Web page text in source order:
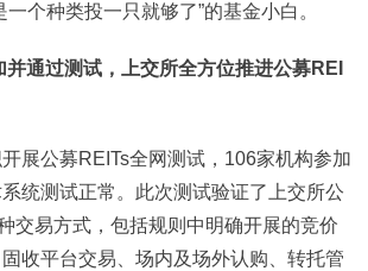
个种类投一只就够了”的基金小白。
通过测试，上交所全方位推进公募REI
展公募REITs全网测试，106家机构参加
统测试正常。此次测试验证了上交所公
交易方式，包括规则中明确开展的竞价
收平台交易、场内及场外认购、转托管